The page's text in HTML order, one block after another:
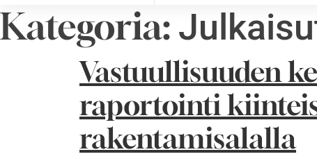
Kategoria:
Vastuullisuuden
raportointi
rakentamisalalla